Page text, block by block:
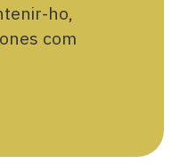
ho,
com